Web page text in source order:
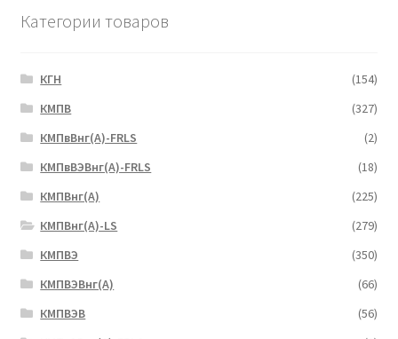
Категории товаров
КГН
(154)
КМПВ
(327)
КМПвВнг(А)-FRLS
(2)
КМПвВЭВнг(А)-FRLS
(18)
КМПВнг(А)
(225)
КМПВнг(А)-LS
(279)
КМПВЭ
(350)
КМПВЭBнг(А)
(66)
КМПВЭВ
(56)